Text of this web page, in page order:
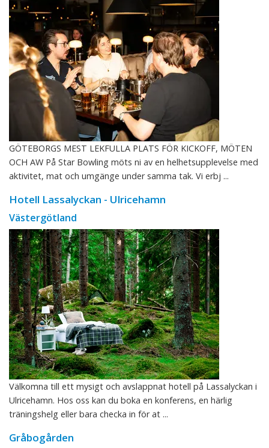
GÖTEBORGS MEST LEKFULLA PLATS FÖR KICKOFF, MÖTEN
OCH AW På Star Bowling möts ni av en helhetsupplevelse med
aktivitet, mat och umgänge under samma tak. Vi erbj ...
Hotell Lassalyckan - Ulricehamn
Västergötland
Välkomna till ett mysigt och avslappnat hotell på Lassalyckan i
Ulricehamn. Hos oss kan du boka en konferens, en härlig
träningshelg eller bara checka in för at ...
Gråbogården